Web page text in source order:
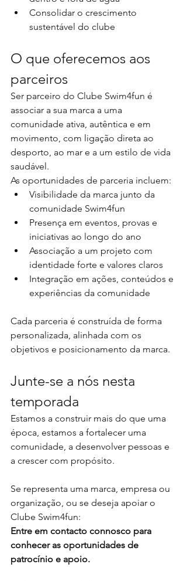
Consolidar o crescimento
sustentável do clube
O que oferecemos aos
parceiros
Ser parceiro do Clube Swim4fun é
associar a sua marca a uma
comunidade ativa, autêntica e em
movimento, com ligação direta ao
desporto, ao mar e a um estilo de vida
saudável.
As oportunidades de parceria incluem:
Visibilidade da marca junto da
comunidade Swim4fun
Presença em eventos, provas e
iniciativas ao longo do ano
Associação a um projeto com
identidade forte e valores claros
Integração em ações, conteúdos e
experiências da comunidade
Cada parceria é construída de forma
personalizada, alinhada com os
objetivos e posicionamento da marca.
Junte-se a nós nesta
temporada
Estamos a construir mais do que uma
época, estamos a fortalecer uma
comunidade, a desenvolver pessoas e
a crescer com propósito.
Se representa uma marca, empresa ou
organização, ou se deseja apoiar o
Clube Swim4fun:
Entre em contacto connosco para
conhecer as oportunidades de
patrocínio e apoio.